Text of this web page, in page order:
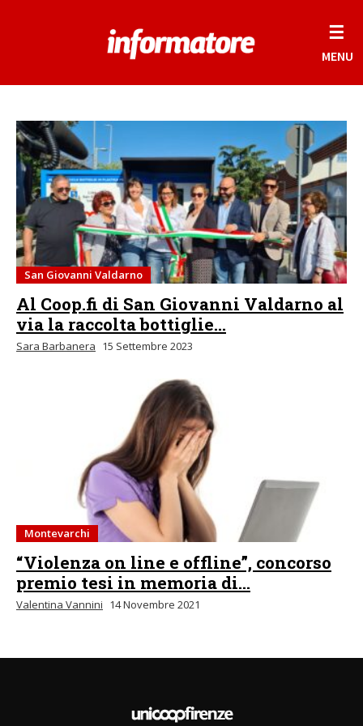
☰
MENU
San Giovanni Valdarno
Al Coop.fi di San Giovanni Valdarno al
via la raccolta bottiglie...
Sara Barbanera 15 Settembre 2023
Montevarchi
“Violenza on line e offline”, concorso
premio tesi in memoria di...
Valentina Vannini 14 Novembre 2021